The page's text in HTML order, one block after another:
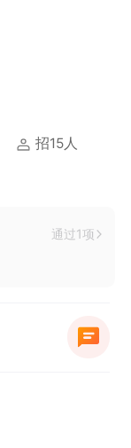
招15人
通过1项